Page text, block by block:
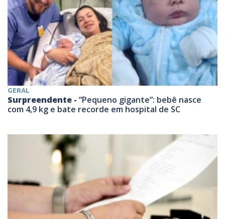
GERAL
Surpreendente - “Pequeno gigante”: bebê nasce
com 4,9 kg e bate recorde em hospital de SC